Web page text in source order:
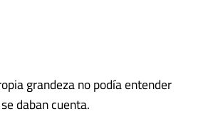
grandeza no podía entender
daban cuenta.